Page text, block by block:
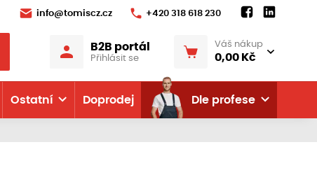
info@tomiscz.cz +420 318 618 230
B2B portál
Přihlásit se
Váš nákup
0,00 Kč
Ostatní Doprodej Dle profese